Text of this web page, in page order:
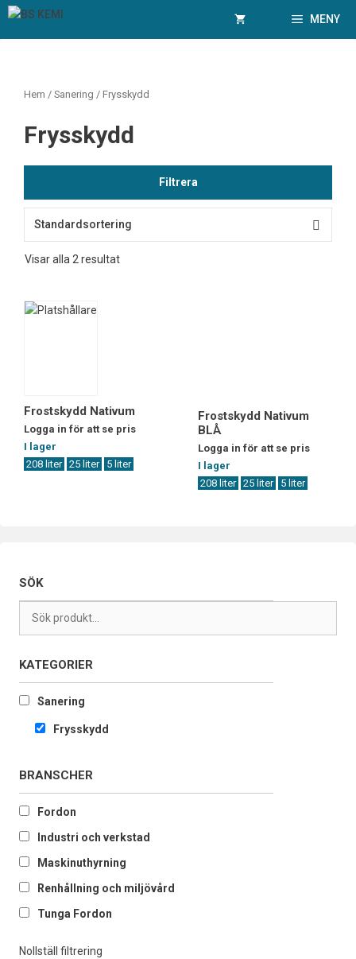
Hoppa
innehåll
MENY
Hem / Sanering / Frysskydd
Frysskydd
Filtrera
Visar alla 2 resultat
Frostskydd Nativum
Logga in för att se pris
I lager
208 liter 25 liter 5 liter
Frostskydd Nativum
BLÅ
Logga in för att se pris
I lager
208 liter 25 liter 5 liter
SÖK
KATEGORIER
Sanering
Frysskydd
BRANSCHER
Fordon
Industri och verkstad
Maskinuthyrning
Renhållning och miljövård
Tunga Fordon
Nollställ filtrering